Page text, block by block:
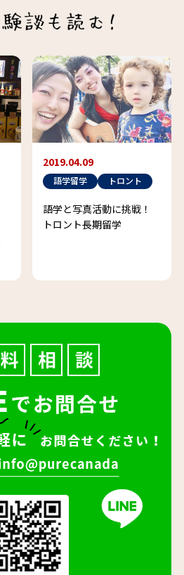
2019.04.09
語学留学 トロント
語学と写真活動に挑戦！
トロント長期留学